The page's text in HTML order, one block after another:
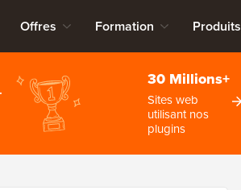
Offres Formation Produits
30 Millions+
Sites web
utilisant nos
plugins